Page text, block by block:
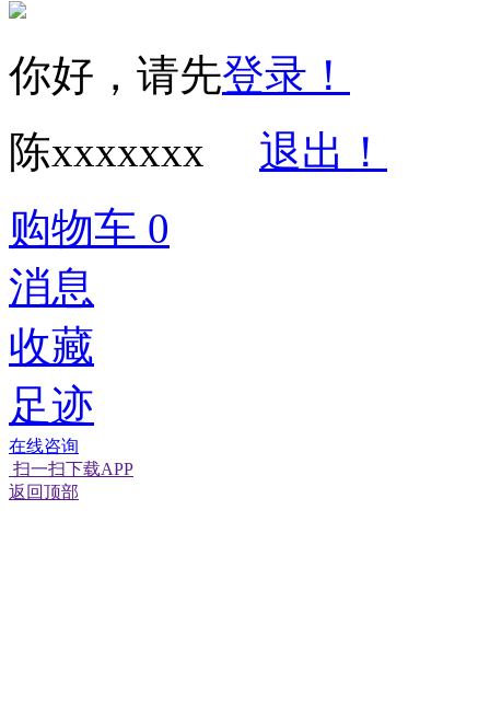
你好，请先登录！
陈xxxxxxx
退出！
购物车 0
消息
收藏
足迹
在线咨询
扫一扫下载APP
返回顶部